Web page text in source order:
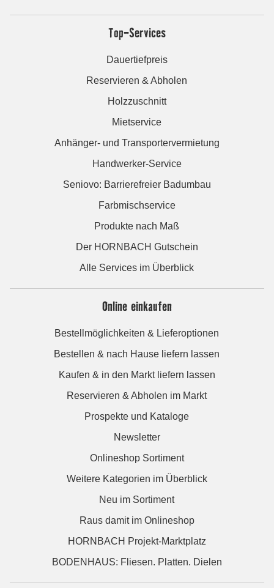
Top-Services
Dauertiefpreis
Reservieren & Abholen
Holzzuschnitt
Mietservice
Anhänger- und Transportervermietung
Handwerker-Service
Seniovo: Barrierefreier Badumbau
Farbmischservice
Produkte nach Maß
Der HORNBACH Gutschein
Alle Services im Überblick
Online einkaufen
Bestellmöglichkeiten & Lieferoptionen
Bestellen & nach Hause liefern lassen
Kaufen & in den Markt liefern lassen
Reservieren & Abholen im Markt
Prospekte und Kataloge
Newsletter
Onlineshop Sortiment
Weitere Kategorien im Überblick
Neu im Sortiment
Raus damit im Onlineshop
HORNBACH Projekt-Marktplatz
BODENHAUS: Fliesen. Platten. Dielen